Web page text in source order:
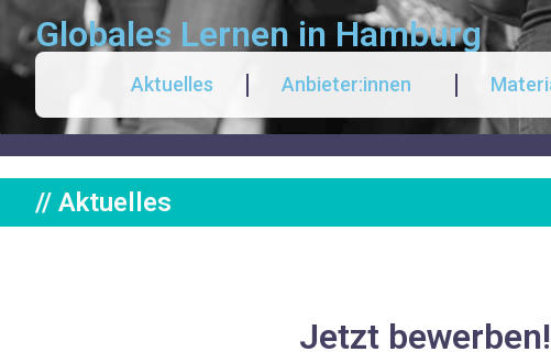
Globales Lernen in Hamburg
Aktuelles Anbieter:innen
// Aktuelles
Jetzt